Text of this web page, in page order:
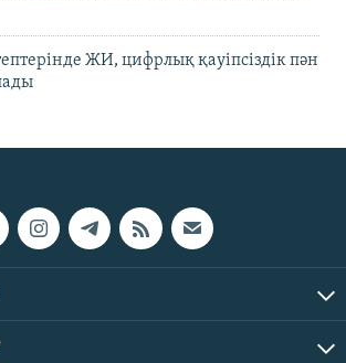
ЖИ, цифрлық қауіпсіздік пән